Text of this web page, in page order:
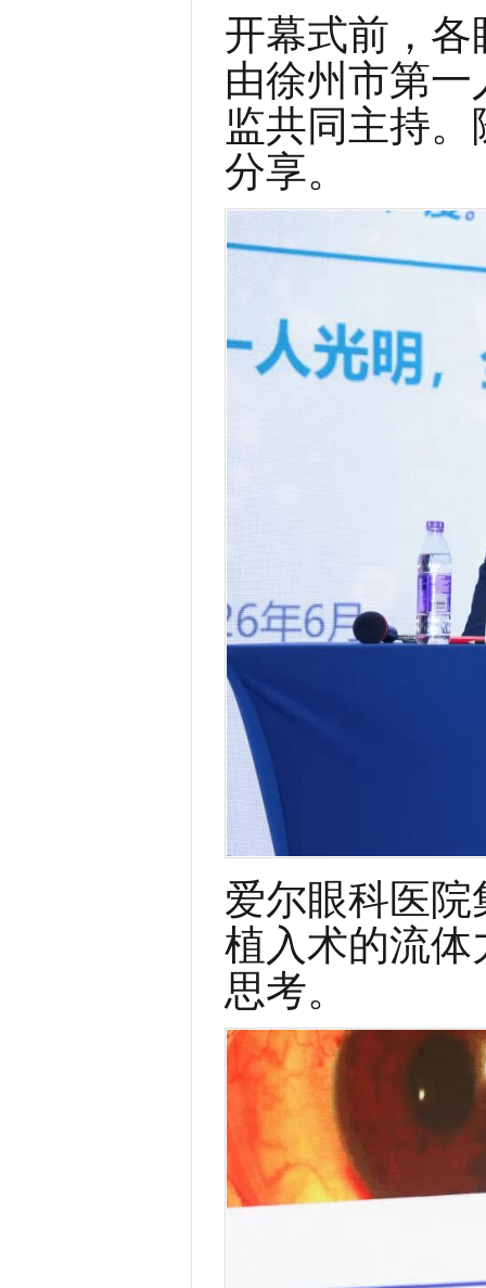
开幕式前，
由徐州市第
监共同主持
分享。
爱尔眼科医
植入术的流体
思考。